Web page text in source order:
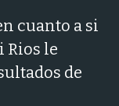
d
cuanto a si
Rios le
de